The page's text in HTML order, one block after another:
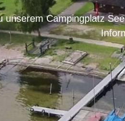
unserem Campingplatz